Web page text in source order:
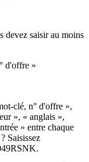
devez saisir au moins
d'offre »
clé, n° d'offre »,
», « anglais »,
» entre chaque
Saisissez